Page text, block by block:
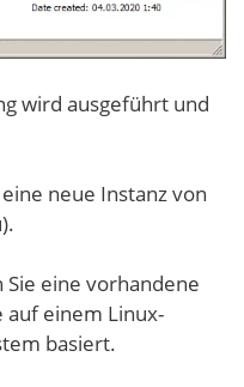
wird ausgeführt und
neue Instanz von
Sie eine vorhandene
auf einem Linux-
basiert.